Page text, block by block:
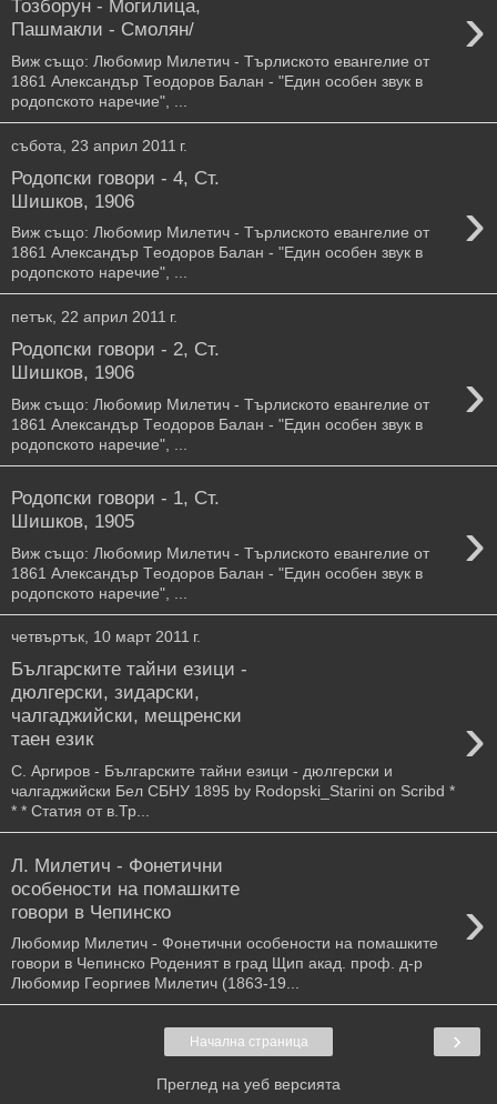
Тозборун - Могилица,
Пашмакли - Смолян/
›
Виж също: Любомир Милетич - Търлиското евангелие от
1861 Александър Тeодоров Балан - "Един особен звук в
родопското наречие", ...
събота, 23 април 2011 г.
Родопски говори - 4, Ст.
Шишков, 1906
›
Виж също: Любомир Милетич - Търлиското евангелие от
1861 Александър Тeодоров Балан - "Един особен звук в
родопското наречие", ...
петък, 22 април 2011 г.
Родопски говори - 2, Ст.
Шишков, 1906
›
Виж също: Любомир Милетич - Търлиското евангелие от
1861 Александър Тeодоров Балан - "Един особен звук в
родопското наречие", ...
Родопски говори - 1, Ст.
Шишков, 1905
›
Виж също: Любомир Милетич - Търлиското евангелие от
1861 Александър Тeодоров Балан - "Един особен звук в
родопското наречие", ...
четвъртък, 10 март 2011 г.
Българските тайни езици -
дюлгерски, зидарски,
чалгаджийски, мещренски
таен език
›
С. Аргиров - Българските тайни езици - дюлгерски и
чалгаджийски Бел СБНУ 1895 by Rodopski_Starini on Scribd *
* * Статия от в.Тр...
Л. Милетич - Фонетични
особености на помашките
говори в Чепинско
›
Любомир Милетич - Фонетични особености на помашките
говори в Чепинско Роденият в град Щип акад. проф. д-р
Любомир Георгиев Милетич (1863-19...
›
Начална страница
Преглед на уеб версията